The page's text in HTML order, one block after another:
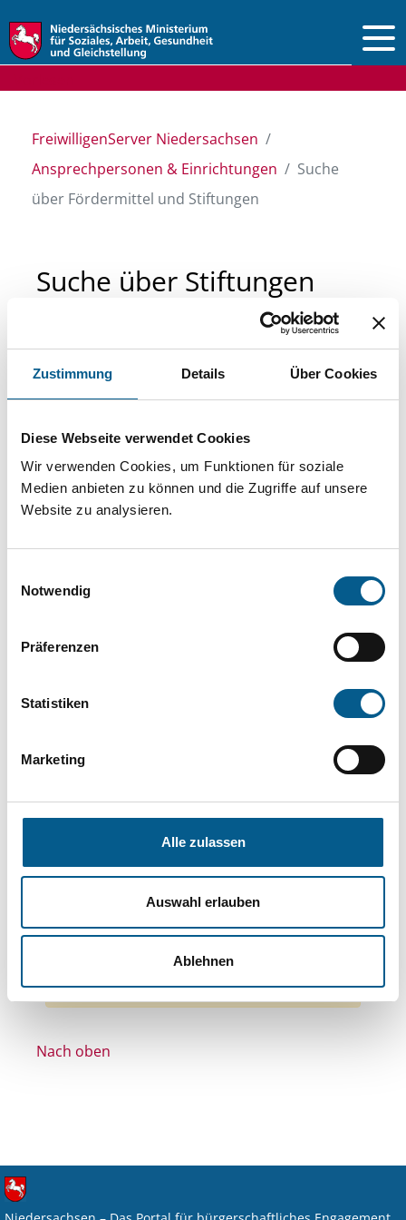
Zustimmung Details Über Cookies
Diese Webseite verwendet Cookies
Wir verwenden Cookies, um Funktionen für soziale
Medien anbieten zu können und die Zugriffe auf unsere
Website zu analysieren.
Notwendig
Präferenzen
Statistiken
Marketing
Alle zulassen
Auswahl erlauben
Ablehnen
FreiwilligenServer Niedersachsen
Ansprechpersonen & Einrichtungen
Suche
über Fördermittel und Stiftungen
Suche über Stiftungen
Sie suchen finanzielle Unterstützung für ein
direkt über unsere Fördermitteldatenbank und
Stiftungsdatenbank recherchieren. Bei der
Suche bitte die Groß- und Kleinschreibung
Bitte Suchbegriff eingeben. Ergebnisse
Kategorien verfeinert werden.
Suchen
Aktive Filter:
Themen: Wohlfahrtswesen
Themen: Gesundheitswesen
Themen: Bürgerschaftliches Engagement
Themen: Menschen mit Behinderung
Alle Filter entfernen
Nach oben